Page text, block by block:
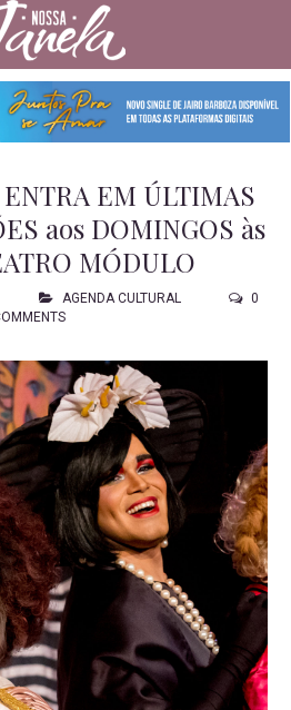
EM ÚLTIMAS
aos DOMINGOS às
MÓDULO
AGENDA CULTURAL
0